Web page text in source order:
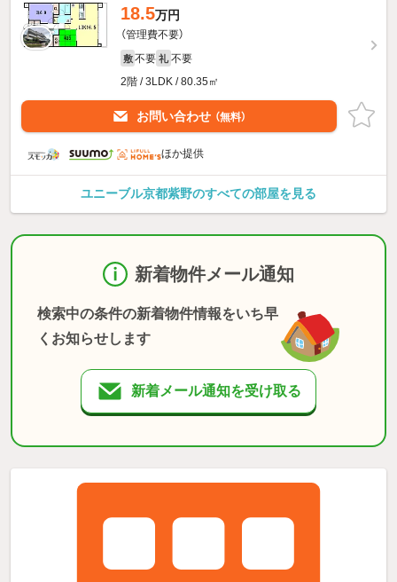
18.5万円
（管理費不要）
敷 不要 礼 不要
2階 / 3LDK / 80.35㎡
お問い合わせ （無料）
ほか提供
ユニーブル京都紫野のすべての部屋を見る
新着物件メール通知
検索中の条件の新着物件情報をいち早
くお知らせします
新着メール通知を受け取る